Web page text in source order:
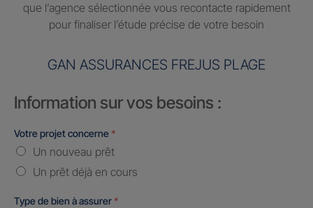
que l’agence sélectionnée vous recontacte rapidement
pour finaliser l’étude précise de votre besoin
GAN ASSURANCES FREJUS PLAGE
Information sur vos besoins :
Votre projet concerne *
Un nouveau prêt
Un prêt déjà en cours
Type de bien à assurer *